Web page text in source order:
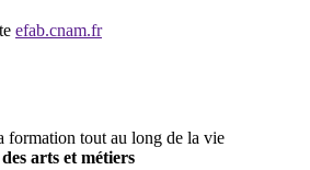
efab.cnam.fr
formation tout au long de la vie
arts et métiers